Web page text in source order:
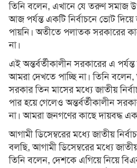
তিনি বলেন, এখানে যে তরুণ সমাজ
আজ পর্যন্ত একটি নির্বাচনে ভোট
পায়নি। অতীতে পলাতক সরকারের
না।
এই অন্তর্বর্তীকালীন সরকারের এ
আমরা দেখতে পাচ্ছি না। তিনি বলেন,
সরকার তিন মাসের মধ্যে জাতীয়
পার হয়ে গেলেও অন্তর্বর্তীকালীন
না। আমরা জনগণের কাছে দায়বদ্ধ
আগামী ডিসেম্বরের মধ্যে জাতীয়
বলছি, আগামী ডিসেম্বরের মধ্যে
তিনি বলেন, দেশকে এগিয়ে নিয়ে